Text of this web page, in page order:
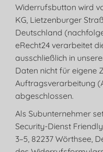
Widerrufsbutton wird
KG, Lietzenburger
Deutschland
eRecht24 verarbeitet
ausschließlich in
Daten nicht für eigene
Auftragsverarbeitung
abgeschlossen.
Als Subunternehmer
Security-Dienst
3–5, 82237 Wörthsee,